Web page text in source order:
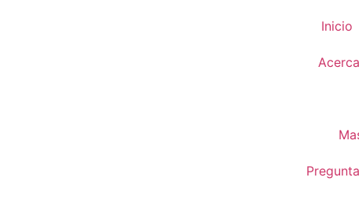
Inicio